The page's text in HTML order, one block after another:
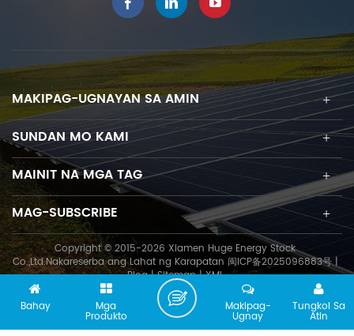
MAKIPAG-UGNAYAN SA AMIN
SUNDAN MO KAMI
MAINIT NA MGA TAG
MAG-SUBSCRIBE
Copyright © 2015-2026 Xiamen Huge Energy Stock
Co.,Ltd.Nakareserba ang Lahat ng Karapatan 闽ICP备2025096883号|
Blog|Sitemap|XML
Bahay Mga
Produkto
Tungkol Sa
Atin
Makipag-
Ugnay